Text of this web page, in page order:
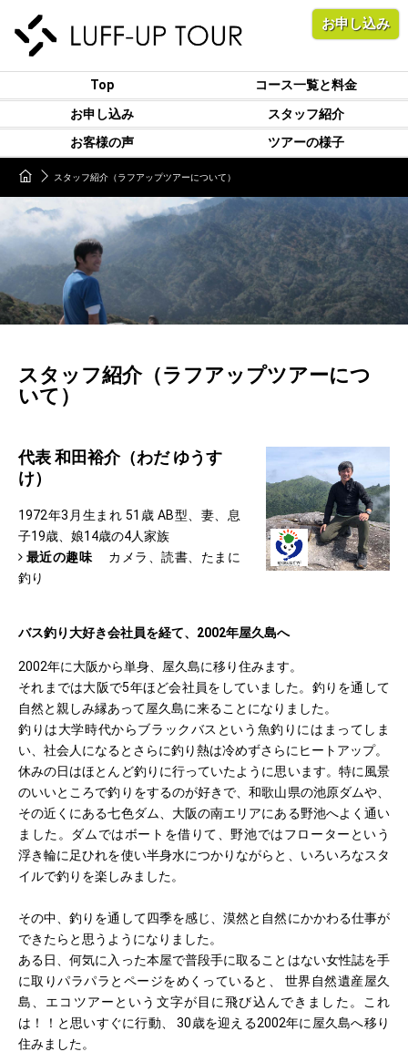
Top
コース一覧と料金
お申し込み
スタッフ紹介
お客様の声
ツアーの様子
スタッフ紹介（ラフアップツアーについて）
スタッフ紹介（ラフアップツアーにつ
いて）
代表 和田裕介（わだ ゆうす
け）
1972年3月生まれ 51歳 AB型、妻、息
子19歳、娘14歳の4人家族
最近の趣味 カメラ、読書、たまに
釣り
バス釣り大好き会社員を経て、2002年屋久島へ
2002年に大阪から単身、屋久島に移り住みます。
それまでは大阪で5年ほど会社員をしていました。釣りを通して
自然と親しみ縁あって屋久島に来ることになりました。
釣りは大学時代からブラックバスという魚釣りにはまってしま
い、社会人になるとさらに釣り熱は冷めずさらにヒートアップ。
休みの日はほとんど釣りに行っていたように思います。特に風景
のいいところで釣りをするのが好きで、和歌山県の池原ダムや、
その近くにある七色ダム、大阪の南エリアにある野池へよく通い
ました。ダムではボートを借りて、野池ではフローターという
浮き輪に足ひれを使い半身水につかりながらと、いろいろなスタ
イルで釣りを楽しみました。
その中、釣りを通して四季を感じ、漠然と自然にかかわる仕事が
できたらと思うようになりました。
ある日、何気に入った本屋で普段手に取ることはない女性誌を手
に取りパラパラとページをめくっていると、 世界自然遺産屋久
島、エコツアーという文字が目に飛び込んできました。これ
は！！と思いすぐに行動、 30歳を迎える2002年に屋久島へ移り
住みました。
お申し込み